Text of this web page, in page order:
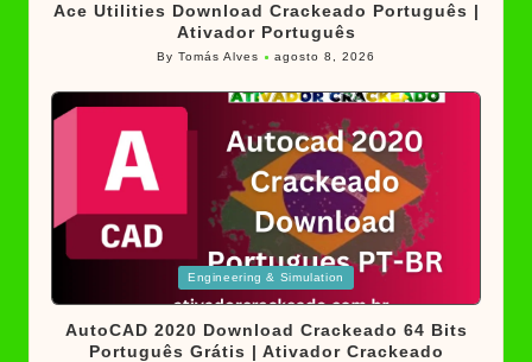
Ace Utilities Download Crackeado Português |
Ativador Português
Posted
ByTomás Alves agosto 8, 2026
in
Engineering & Simulation
AutoCAD 2020 Download Crackeado 64 Bits
Português Grátis | Ativador Crackeado